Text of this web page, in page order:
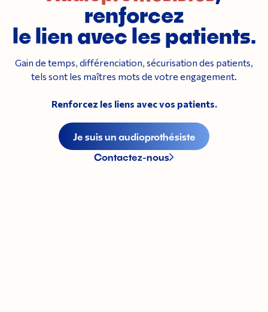
renforcez
le lien avec les patients.
Gain de temps, différenciation, sécurisation des patients,
tels sont les maîtres mots de votre engagement.
Renforcez les liens avec vos patients.
Je suis un audioprothésiste
Contactez-nous